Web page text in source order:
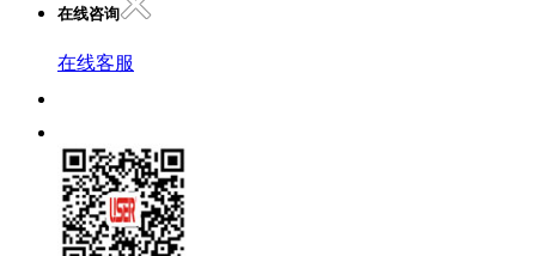
在线咨询
在线客服